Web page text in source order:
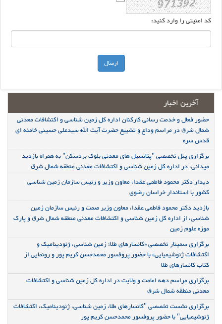
کد امنیتی را وارد کنید:
آخرین اخبار
حضور فعال و خدمت رسانی کارکنان اداره کل زمین شناسی و اکتشافات معدنی
شمال شرق در مراسم وداع و تشییع حضرت آیت الله سیدعلی حسینی خامنه ای
قدس سره
برگزاری پنل تخصصی "پتانسیل های معدنی بلوک بردسکن" به همراه بازدید
میدانی، در اداره کل زمین شناسی و اکتشافات معدنی منطقه شمال شرق
دیدار دکتر محمود فاطمی عقدا، معاون وزیر و رئیس سازمان زمین شناسی
کشور با استاندار خراسان رضوی
بازدید دکتر محمود فاطمی عقدا، معاون وزیر صمت و رئیس سازمان زمین
شناسی، از اداره کل زمین شناسی و اکتشافات معدنی منطقه شمال شرق و پارک
موزه علوم زمین
برگزاری سمینار تخصصی «کانسارهای طلا؛ زمین شناسی، ژئودینامیک و
اکتشافات ژئوشیمیایی» با حضور پروفسور محمدحسن کریم پور و رونمایی از
کتاب کانسارهای طلا
برگزاری مراسم دهه امامت و ولایت در اداره کل زمین شناسی و اکتشافات
معدنی منطقه شمال شرق
برگزاری نشست تخصصی "کانسارهای طلا، زمین شناسی، ژئودینامیک، اکتشافات
ژئوشیمیایی" با حضور پروفسور محمدحسن کریم پور